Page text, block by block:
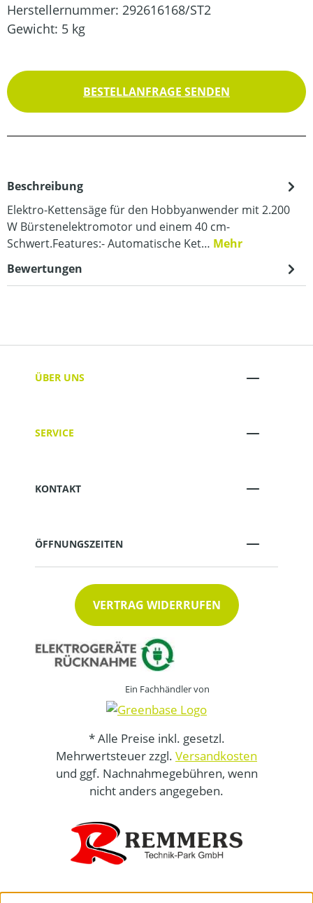
Herstellernummer: 292616168/ST2
Gewicht: 5 kg
BESTELLANFRAGE SENDEN
Beschreibung
Elektro-Kettensäge für den Hobbyanwender mit 2.200
W Bürstenelektromotor und einem 40 cm-
Schwert.Features:- Automatische Ket… Mehr
Bewertungen
ÜBER UNS
SERVICE
KONTAKT
ÖFFNUNGSZEITEN
VERTRAG WIDERRUFEN
Ein Fachhändler von
* Alle Preise inkl. gesetzl.
Mehrwertsteuer zzgl. Versandkosten
und ggf. Nachnahmegebühren, wenn
nicht anders angegeben.